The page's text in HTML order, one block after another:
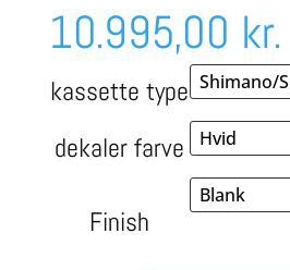
10.995,00 kr.
kassette type
dekaler farve
Finish